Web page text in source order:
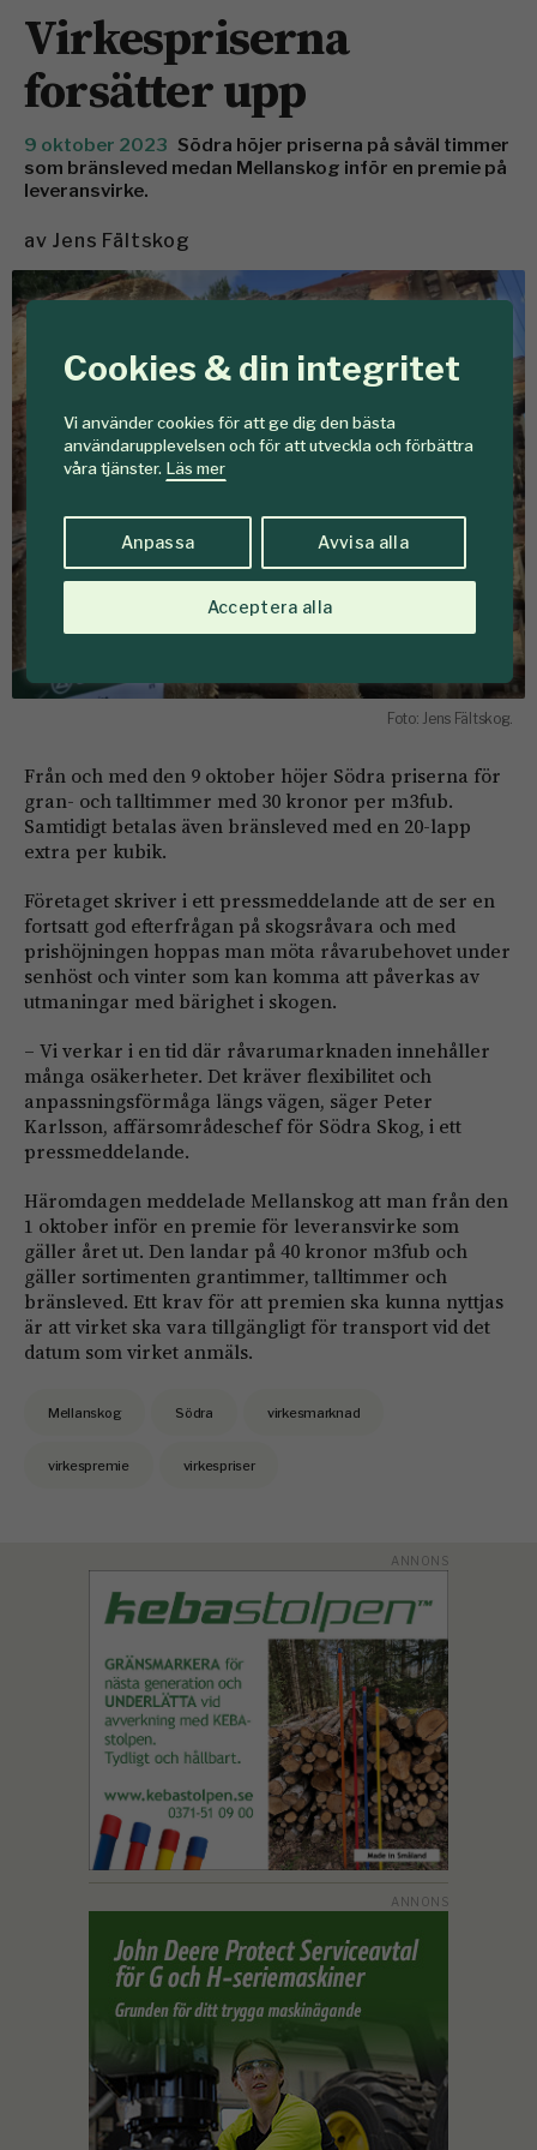
Cookies & din integritet
Vi använder cookies för att ge dig den bästa
användarupplevelsen och för att utveckla och förbättra
våra tjänster. Läs mer
Anpassa Avvisa alla
Acceptera alla
Virkespriserna
forsätter upp
9 oktober 2023 Södra höjer priserna på såväl timmer
som bränsleved medan Mellanskog inför en premie på
leveransvirke.
av Jens Fältskog
Foto: Jens Fältskog.
Från och med den 9 oktober höjer Södra priserna för
gran- och talltimmer med 30 kronor per m3fub.
Samtidigt betalas även bränsleved med en 20-lapp
extra per kubik.
Företaget skriver i ett pressmeddelande att de ser en
fortsatt god efterfrågan på skogsråvara och med
prishöjningen hoppas man möta råvarubehovet under
senhöst och vinter som kan komma att påverkas av
utmaningar med bärighet i skogen.
– Vi verkar i en tid där råvarumarknaden innehåller
många osäkerheter. Det kräver flexibilitet och
anpassningsförmåga längs vägen, säger Peter
Karlsson, affärsområdeschef för Södra Skog, i ett
pressmeddelande.
Häromdagen meddelade Mellanskog att man från den
1 oktober inför en premie för leveransvirke som
gäller året ut. Den landar på 40 kronor m3fub och
gäller sortimenten grantimmer, talltimmer och
bränsleved. Ett krav för att premien ska kunna nyttjas
är att virket ska vara tillgängligt för transport vid det
datum som virket anmäls.
Mellanskog Södra virkesmarknad
virkespremie virkespriser